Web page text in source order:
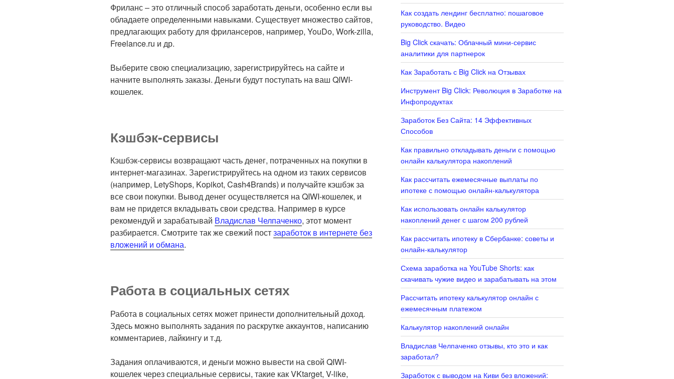
Фриланс – это отличный способ заработать деньги, особенно если вы
обладаете определенными навыками. Существует множество сайтов,
предлагающих работу для фрилансеров, например, YouDo, Work-zilla,
Freelance.ru и др.
Выберите свою специализацию, зарегистрируйтесь на сайте и
начните выполнять заказы. Деньги будут поступать на ваш QIWI-
кошелек.
Кэшбэк-сервисы
Кэшбэк-сервисы возвращают часть денег, потраченных на покупки в
интернет-магазинах. Зарегистрируйтесь на одном из таких сервисов
(например, LetyShops, Kopikot, Cash4Brands) и получайте кэшбэк за
все свои покупки. Вывод денег осуществляется на QIWI-кошелек, и
вам не придется вкладывать свои средства. Например в курсе
рекомендуй и зарабатывай Владислав Челпаченко, этот момент
разбирается. Смотрите так же свежий постзаработок в интернете без
вложений и обмана.
Работа в социальных сетях
Работа в социальных сетях может принести дополнительный доход.
Здесь можно выполнять задания по раскрутке аккаунтов, написанию
комментариев, лайкингу и т.д.
Задания оплачиваются, и деньги можно вывести на свой QIWI-
кошелек через специальные сервисы, такие как VKtarget, V-like,
Как создать лендинг бесплатно: пошаговое
руководство. Видео
Big Click скачать: Облачный мини-сервис
аналитики для партнерок
Как Заработать с Big Click на Отзывах
Инструмент Big Click: Революция в Заработке на
Инфопродуктах
Заработок Без Сайта: 14 Эффективных
Способов
Как правильно откладывать деньги с помощью
онлайн калькулятора накоплений
Как рассчитать ежемесячные выплаты по
ипотеке с помощью онлайн-калькулятора
Как использовать онлайн калькулятор
накоплений денег с шагом 200 рублей
Как рассчитать ипотеку в Сбербанке: советы и
онлайн-калькулятор
Схема заработка на YouTube Shorts: как
скачивать чужие видео и зарабатывать на этом
Рассчитать ипотеку калькулятор онлайн с
ежемесячным платежом
Калькулятор накоплений онлайн
Владислав Челпаченко отзывы, кто это и как
заработал?
Заработок с выводом на Киви без вложений: